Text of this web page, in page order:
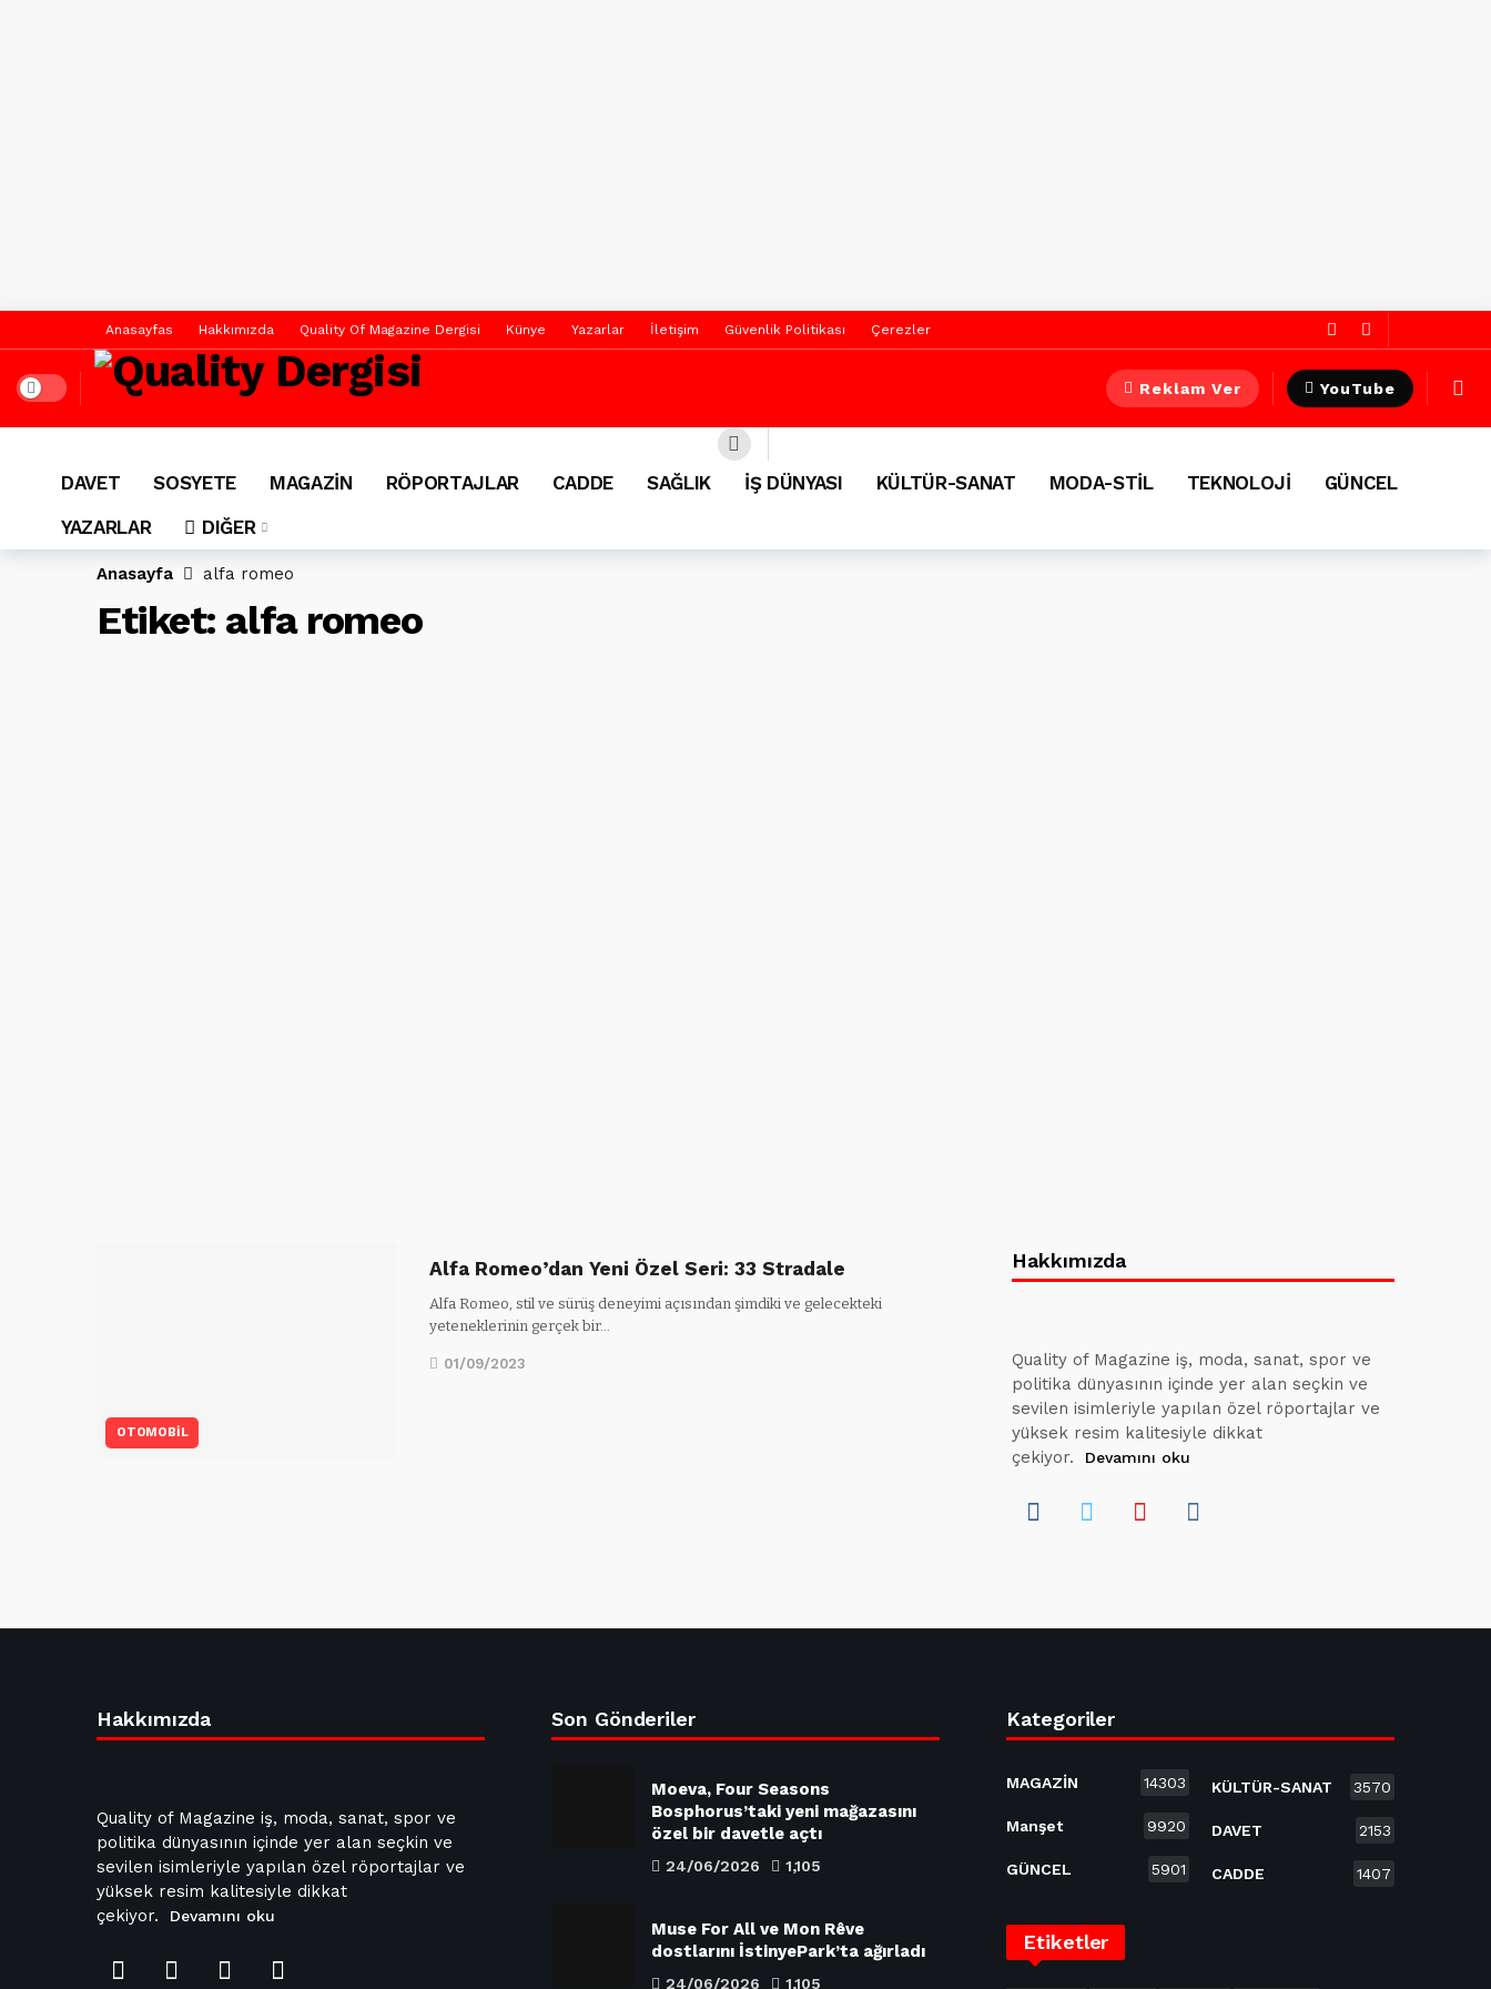
Anasayfas Hakkımızda Quality Of Magazine Dergisi Künye Yazarlar İletişim Güvenlik Politikası Çerezler
Dark mode Reklam Ver YouTube
DAVET SOSYETE MAGAZİN RÖPORTAJLAR CADDE SAĞLIK İŞ DÜNYASI KÜLTÜR-SANAT MODA-STİL TEKNOLOJİ
GÜNCEL
YAZARLAR
DIĞER
Anasayfa alfa romeo
Etiket: alfa romeo
OTOMOBİL
Alfa Romeo’dan Yeni Özel Seri: 33 Stradale
Alfa Romeo, stil ve sürüş deneyimi açısından şimdiki ve gelecekteki
yeteneklerinin gerçek bir…
01/09/2023
Hakkımızda
Quality of Magazine iş, moda, sanat, spor ve
politika dünyasının içinde yer alan seçkin ve
sevilen isimleriyle yapılan özel röportajlar ve
yüksek resim kalitesiyle dikkat
çekiyor.
Devamını oku
Hakkımızda
Quality of Magazine iş, moda, sanat, spor ve
politika dünyasının içinde yer alan seçkin ve
sevilen isimleriyle yapılan özel röportajlar ve
yüksek resim kalitesiyle dikkat
çekiyor.
Devamını oku
Son Gönderiler
Moeva, Four Seasons
Bosphorus’taki yeni mağazasını
özel bir davetle açtı
24/06/2026 1,105
Muse For All ve Mon Rêve
dostlarını İstinyePark’ta ağırladı
24/06/2026 1,105
Kategoriler
MAGAZİN 14303
Manşet 9920
GÜNCEL 5901
KÜLTÜR-SANAT 3570
DAVET 2153
CADDE 1407
Etiketler